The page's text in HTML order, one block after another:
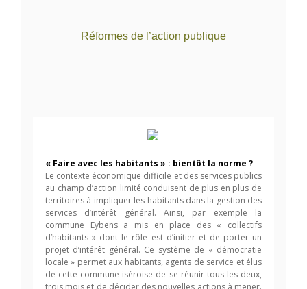
Réformes de l’action publique
« Faire avec les habitants » : bientôt la norme ?
Le contexte économique difficile et des services publics
au champ d’action limité conduisent de plus en plus de
territoires à impliquer les habitants dans la gestion des
services d’intérêt général. Ainsi, par exemple la
commune Eybens a mis en place des « collectifs
d’habitants » dont le rôle est d’initier et de porter un
projet d’intérêt général. Ce système de « démocratie
locale » permet aux habitants, agents de service et élus
de cette commune iséroise de se réunir tous les deux,
trois mois et de décider des nouvelles actions à mener.